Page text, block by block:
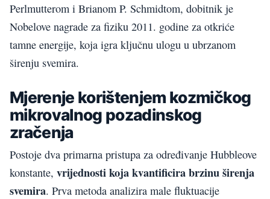
Perlmutterom i Brianom P. Schmidtom, dobitnik je
Nobelove nagrade za fiziku 2011. godine za otkriće
tamne energije, koja igra ključnu ulogu u ubrzanom
širenju svemira.
Mjerenje korištenjem kozmičkog
mikrovalnog pozadinskog
zračenja
Postoje dva primarna pristupa za određivanje Hubbleove
konstante, vrijednosti koja kvantificira brzinu širenja
svemira. Prva metoda analizira male fluktuacije